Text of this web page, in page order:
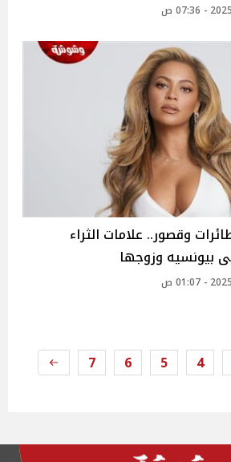
وقصور.. علامات الثراء
بيونسيه وزوجها
4
5
6
7